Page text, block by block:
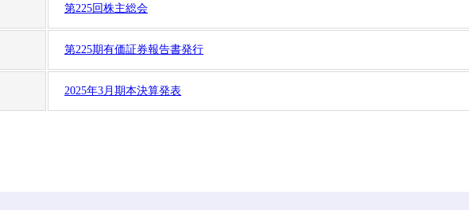
第225回株主総会
第225期有価証券報告書発行
2025年3月期本決算発表